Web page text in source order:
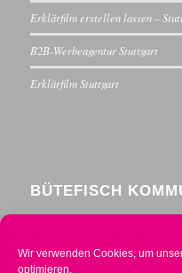
Wir verwenden Cookies, um
optimieren.
Erklärfilm erstellen lassen –
B2B-Werbeagentur Stuttgart
Erklärfilm Stuttgart
BÜTEFISCH
Telefon 0711 234376-0